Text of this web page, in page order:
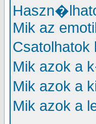
Mik az
Mik azok a
Mik azok a
Mik azok